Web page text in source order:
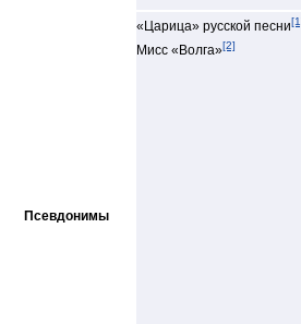
Псевдонимы
«Царица» русской песни
Мисс «Волга»[2]